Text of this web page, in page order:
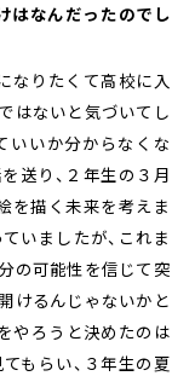
はなんだったのでし
なりたくて高校に入
はないと気づいてし
いいか分からなくな
送り、２年生の３月
を描く未来を考えま
いましたが、これま
の可能性を信じて突
けるんじゃないかと
やろうと決めたのは
もらい、３年生の夏